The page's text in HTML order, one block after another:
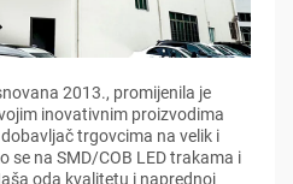
2013., promijenila je
inovativnim proizvodima
trgovcima na velik i
se na SMD/COB LED trakama i
oda kvalitetu i naprednoj